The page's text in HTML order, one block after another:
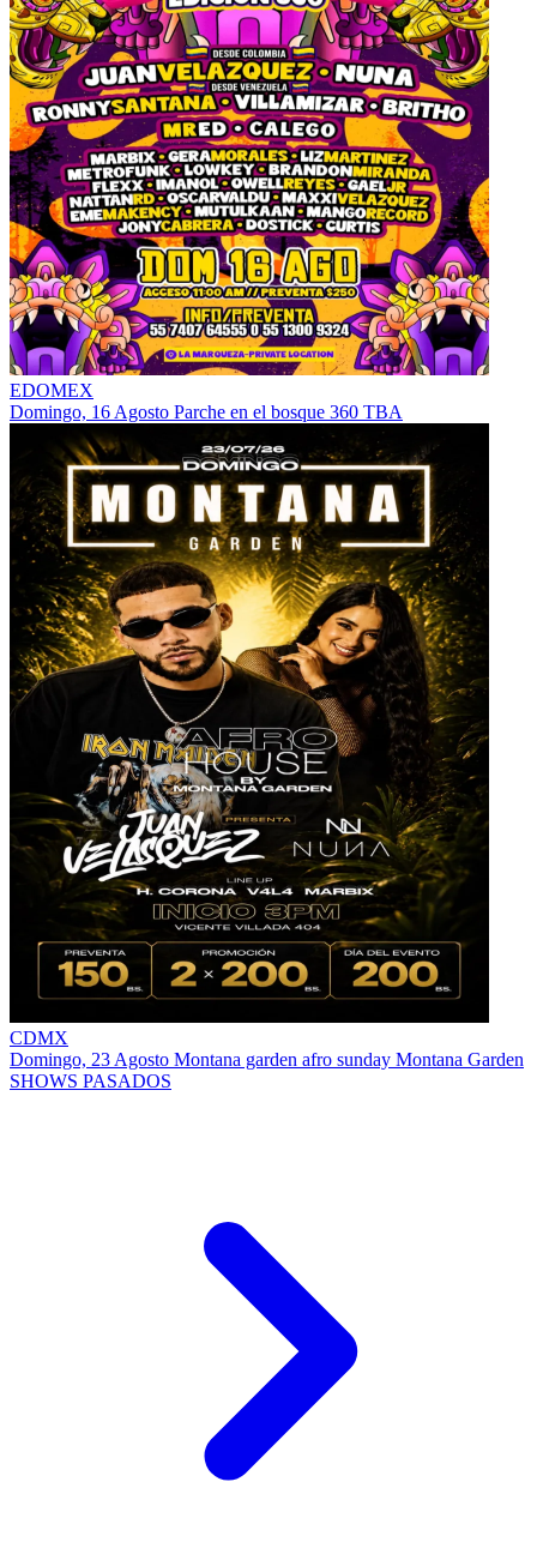
EDOMEX
Domingo, 16 Agosto Parche en el bosque 360 TBA
CDMX
Domingo, 23 Agosto Montana garden afro sunday Montana Garden
SHOWS PASADOS